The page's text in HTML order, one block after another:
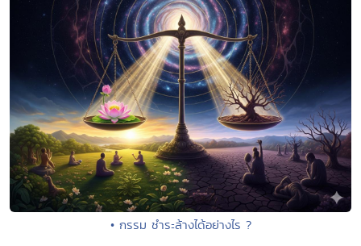
• กรรม ชำระล้างได้อย่างไร ?